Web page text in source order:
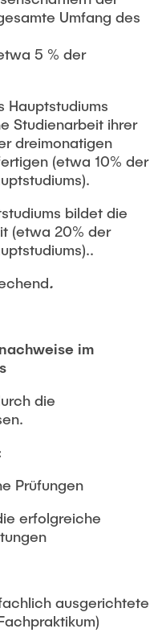
Umfang des
5 % der
Hauptstudiums
Studienarbeit ihrer
dreimonatigen
(etwa 10% der
bildet die
(etwa 20% der
.
im
die
Prüfungen
erfolgreiche
ausgerichtete